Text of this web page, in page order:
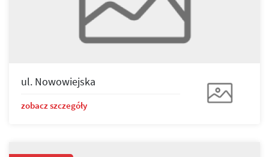
ul. Nowowiejska
zobacz szczegóły